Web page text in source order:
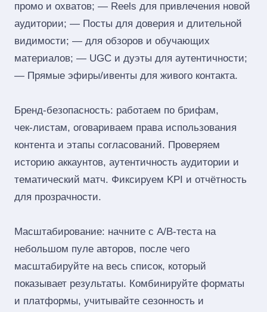
промо и охватов; — Reels для привлечения новой
аудитории; — Посты для доверия и длительной
видимости; — для обзоров и обучающих
материалов; — UGC и дуэты для аутентичности;
— Прямые эфиры/ивенты для живого контакта.
Бренд‑безопасность: работаем по брифам,
чек‑листам, оговариваем права использования
контента и этапы согласований. Проверяем
историю аккаунтов, аутентичность аудитории и
тематический матч. Фиксируем KPI и отчётность
для прозрачности.
Масштабирование: начните с A/B‑теста на
небольшом пуле авторов, после чего
масштабируйте на весь список, который
показывает результаты. Комбинируйте форматы
и платформы, учитывайте сезонность и